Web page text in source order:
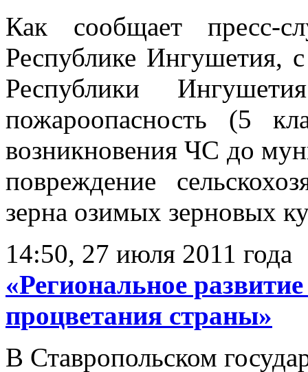
Как сообщает
Республике Ингушетия,
Республики
пожароопасность (5
возникновения ЧС до
повреждение
зерна озимых зерновых
14:50, 27 июля 2011 года
«Региональное
процветания страны»
В Ставропольском